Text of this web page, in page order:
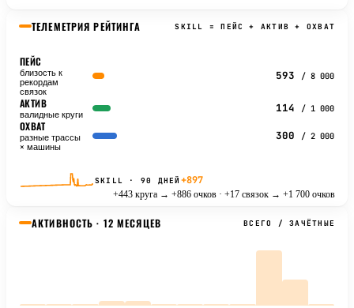
ТЕЛЕМЕТРИЯ РЕЙТИНГА SKILL = ПЕЙС + АКТИВ + ОХВАТ
ПЕЙС
близость к
рекордам
связок
593 / 8 000
АКТИВ
валидные круги 114 / 1 000
ОХВАТ
разные трассы
× машины
300 / 2 000
SKILL · 90 ДНЕЙ +897
+443 круга → +886 очков · +17 связок → +1 700 очков
АКТИВНОСТЬ · 12 МЕСЯЦЕВ ВСЕГО / ЗАЧЁТНЫЕ